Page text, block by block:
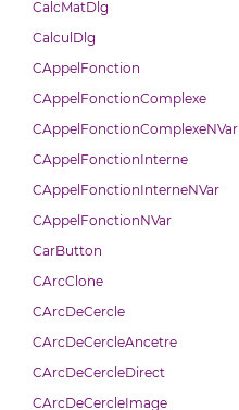
CalcMatDlg
CalculDlg
CAppelFonction
CAppelFonctionComplexe
CAppelFonctionComplexeNVar
CAppelFonctionInterne
CAppelFonctionInterneNVar
CAppelFonctionNVar
CarButton
CArcClone
CArcDeCercle
CArcDeCercleAncetre
CArcDeCercleDirect
CArcDeCercleImage